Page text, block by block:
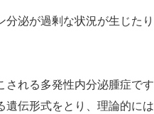
泌が過剰な状況が生じた
れる多発性内分泌腫症で
伝形式をとり、理論的に